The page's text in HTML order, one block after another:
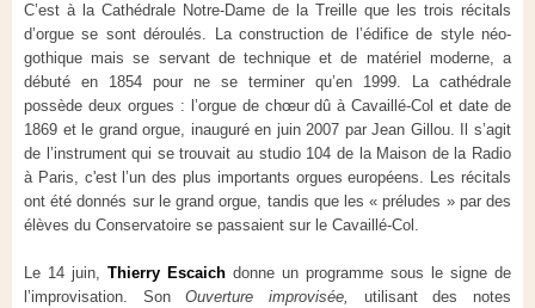
C’est à la Cathédrale Notre-Dame de la Treille que les trois récitals
d’orgue se sont déroulés. La construction de l’édifice de style néo-
gothique mais se servant de technique et de matériel moderne, a
débuté en 1854 pour ne se terminer qu’en 1999. La cathédrale
possède deux orgues : l’orgue de chœur dû à Cavaillé-Col et date de
1869 et le grand orgue, inauguré en juin 2007 par Jean Gillou. Il s’agit
de l’instrument qui se trouvait au studio 104 de la Maison de la Radio
à Paris, c'est l’un des plus importants orgues européens. Les récitals
ont été donnés sur le grand orgue, tandis que les « préludes » par des
élèves du Conservatoire se passaient sur le Cavaillé-Col.
Le 14 juin, Thierry Escaich donne un programme sous le signe de
l’improvisation. SonOuverture improvisée,
utilisant des notes